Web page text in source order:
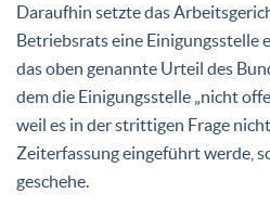
Daraufhin setzte das
Betriebsrats eine Einigungsstelle
das oben genannte Urteil des
dem die Einigungsstelle „nicht
weil es in der strittigen Frage
Zeiterfassung eingeführt werde,
geschehe.